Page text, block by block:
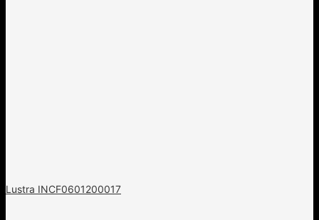
Lustra INCF0601200017